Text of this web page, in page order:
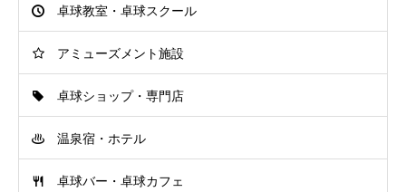
卓球教室・卓球スクール
アミューズメント施設
卓球ショップ・専門店
温泉宿・ホテル
卓球バー・卓球カフェ